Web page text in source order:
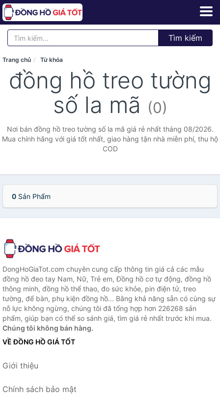
Tìm kiếm
Trang chủ Từ khóa
đồng hồ treo tường
số la mã (0)
Nơi bán đồng hồ treo tường số la mã giá rẻ nhất tháng 08/2026.
Mua chính hãng với giá tốt nhất, giao hàng tận nhà miễn phí, thu hộ
COD
0 Sản Phẩm
DongHoGiaTot.com chuyên cung cấp thông tin giá cả các mẫu
đồng hồ đeo tay Nam, Nữ, Trẻ em, Đồng hồ cơ tự động, đồng hồ
thông minh, đồng hồ thể thao, đo sức khỏe, pin điện tử, treo
tường, để bàn, phụ kiện đồng hồ... Bằng khả năng sẵn có cùng sự
nỗ lực không ngừng, chúng tôi đã tổng hợp hơn 226268 sản
phẩm, giúp bạn có thể so sánh giá, tìm giá rẻ nhất trước khi mua.
Chúng tôi không bán hàng.
VỀ ĐỒNG HỒ GIÁ TỐT
Giới thiệu
Chính sách bảo mật